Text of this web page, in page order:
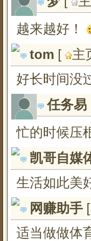
越来越好！
tom [ 主
好长时间没
任务易
忙的时候压
凯哥自媒
生活如此美
网赚助手 [
适当做做体